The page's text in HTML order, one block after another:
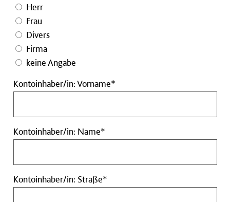
Herr
Frau
Divers
Firma
keine Angabe
Kontoinhaber/in: Vorname*
Vorname
Kontoinhaber/in: Name*
Name
Kontoinhaber/in: Straße*
Straße